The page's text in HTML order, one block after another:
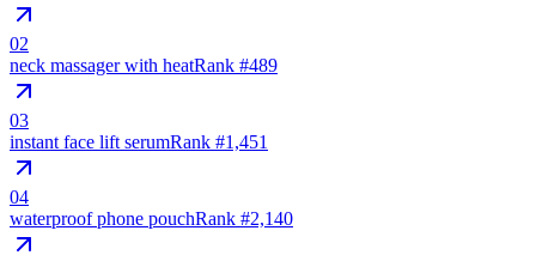
02
neck massager with heatRank #489
03
instant face lift serumRank #1,451
04
waterproof phone pouchRank #2,140